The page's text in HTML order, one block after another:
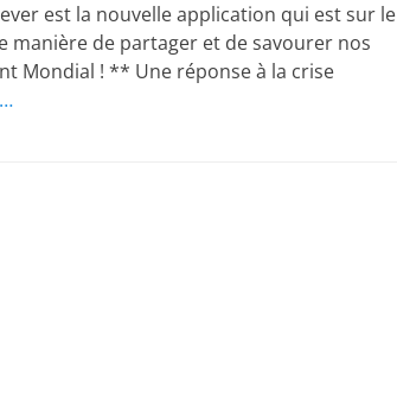
est la nouvelle application qui est sur le
de partager et de savourer nos
Mondial ! ** Une réponse à la crise